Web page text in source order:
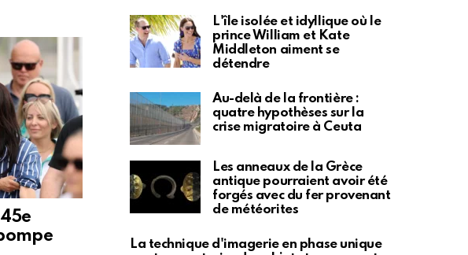
L'île isolée et idyllique où le
prince William et Kate
Middleton aiment se
détendre
Au-delà de la frontière :
quatre hypothèses sur la
crise migratoire à Ceuta
Les anneaux de la Grèce
antique pourraient avoir été
forgés avec du fer provenant
de météorites
La technique d'imagerie en phase unique